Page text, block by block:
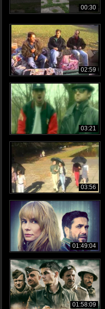
00:30
02:59
03:21
03:56
01:49:04
01:58:09